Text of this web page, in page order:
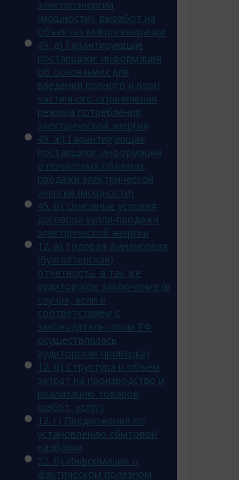
электроэнергии
(мощности), выработ на
объектах микрогенерации
49. д) Гарантирующие
поставщики: информация
об основаниях для
введения полного и (или)
частичного ограничения
режима потребления
электрической энергии
49. ж) Гарантирующие
поставщики: информация
о почасовых объемах
продажи электрической
энергии (мощности)
45. б) Основные условия
договора купли-продажи
электрической энергии
12. a) Годовая финансовая
(бухгалтерская)
отчетность, а так же
аудиторское заключение (в
случае, если в
соответствием с
законодательством РФ
осуществлялась
аудиторская проверка)
12. б) Структура и объем
затрат на производство и
реализацию товаров
(работ, услуг)
12. г) Предложение по
установлению сбытовой
надбавки
52. б) Информация о
фактическом полезном